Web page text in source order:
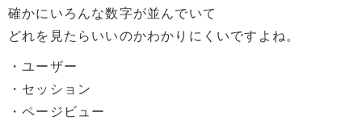
確かにいろんな数字が並んでいて
どれを見たらいいのかわかりにくいですよね。
・ユーザー
・セッション
・ページビュー